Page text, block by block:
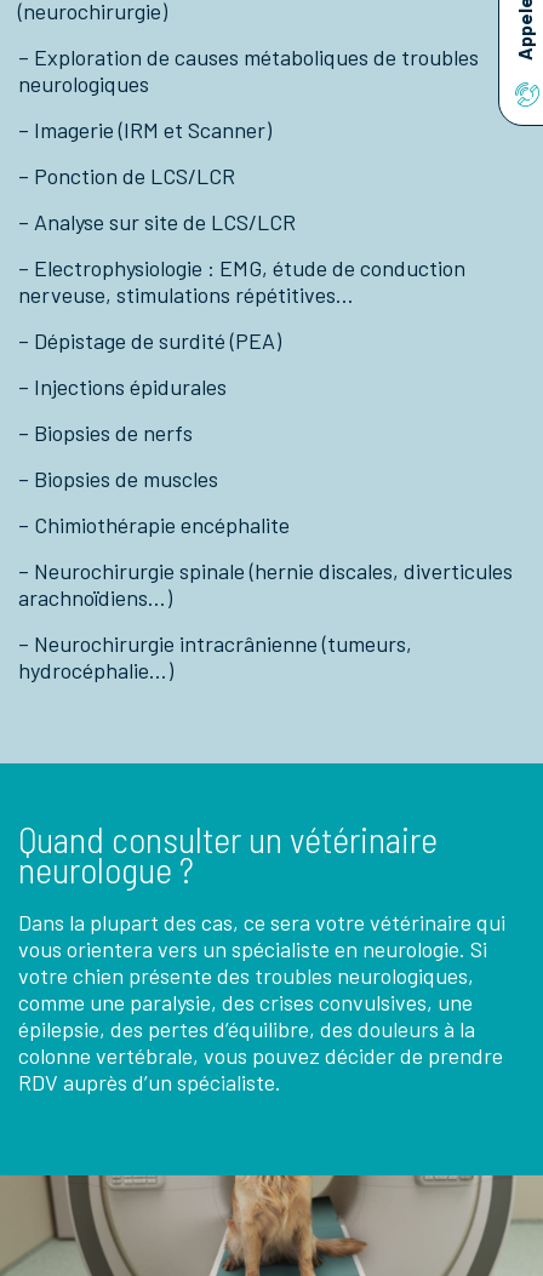
(neurochirurgie)
– Exploration de causes métaboliques de troubles
neurologiques
– Imagerie (IRM et Scanner)
– Ponction de LCS/LCR
– Analyse sur site de LCS/LCR
– Electrophysiologie : EMG, étude de conduction
nerveuse, stimulations répétitives…
– Dépistage de surdité (PEA)
– Injections épidurales
– Biopsies de nerfs
– Biopsies de muscles
– Chimiothérapie encéphalite
– Neurochirurgie spinale (hernie discales, diverticules
arachnoïdiens…)
– Neurochirurgie intracrânienne (tumeurs,
hydrocéphalie…)
Quand consulter un vétérinaire
neurologue ?
Dans la plupart des cas, ce sera votre vétérinaire qui
vous orientera vers un spécialiste en neurologie. Si
votre chien présente des troubles neurologiques,
comme une paralysie, des crises convulsives, une
épilepsie, des pertes d’équilibre, des douleurs à la
colonne vertébrale, vous pouvez décider de prendre
RDV auprès d’un spécialiste.